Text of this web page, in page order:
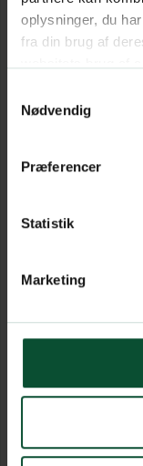
oplysninger, du
fra din brug af
Nødvendig
Præferencer
Statistik
Marketing